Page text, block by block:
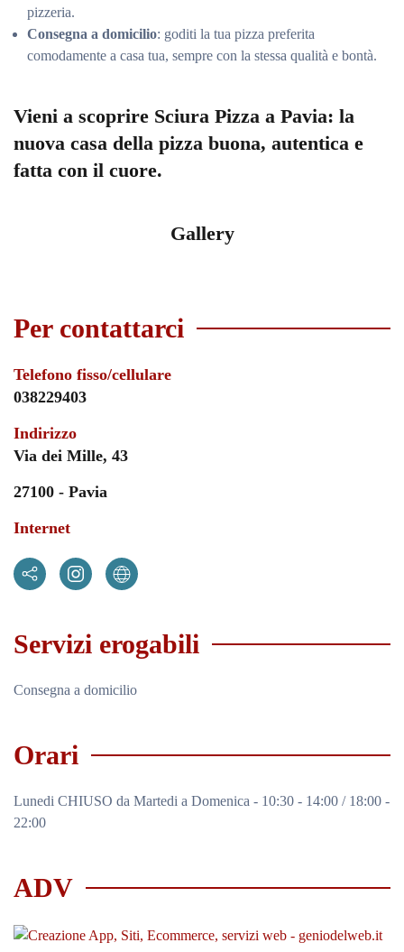
pizzeria.
Consegna a domicilio: goditi la tua pizza preferita
comodamente a casa tua, sempre con la stessa qualità e bontà.
Vieni a scoprire Sciura Pizza a Pavia: la
nuova casa della pizza buona, autentica e
fatta con il cuore.
Gallery
Per contattarci
Telefono fisso/cellulare
038229403
Indirizzo
Via dei Mille, 43
27100 - Pavia
Internet
Servizi erogabili
Consegna a domicilio
Orari
Lunedi CHIUSO da Martedi a Domenica - 10:30 - 14:00 / 18:00 -
22:00
ADV